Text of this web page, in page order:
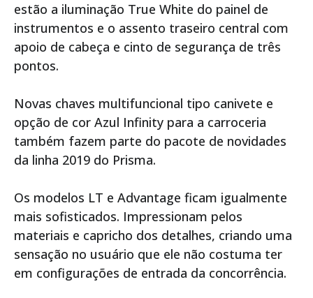
estão a iluminação True White do painel de
instrumentos e o assento traseiro central com
apoio de cabeça e cinto de segurança de três
pontos.
Novas chaves multifuncional tipo canivete e
opção de cor Azul Infinity para a carroceria
também fazem parte do pacote de novidades
da linha 2019 do Prisma.
Os modelos LT e Advantage ficam igualmente
mais sofisticados. Impressionam pelos
materiais e capricho dos detalhes, criando uma
sensação no usuário que ele não costuma ter
em configurações de entrada da concorrência.